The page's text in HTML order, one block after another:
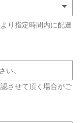
り指定時間内に配達
させて頂く場合がご